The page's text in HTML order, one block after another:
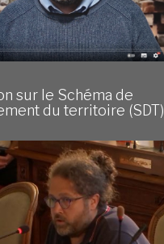
sur le Schéma de
du territoire (SDT)